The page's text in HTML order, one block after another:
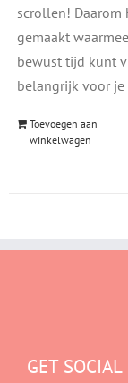
scrollen! Daarom
gemaakt
bewust tijd kunt
belangrijk voor je
Toevoegen aan
winkelwagen
GET SOCIAL